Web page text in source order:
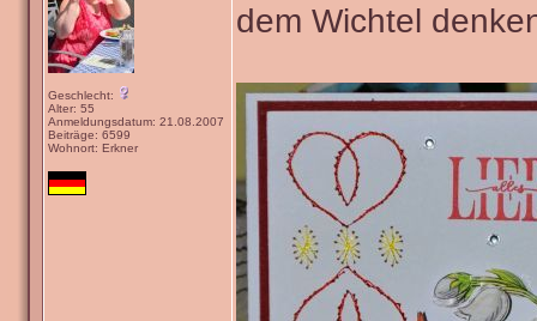
Geschlecht:
Alter: 55
Anmeldungsdatum: 21.08.2007
Beiträge: 6599
Wohnort: Erkner
dem Wichtel